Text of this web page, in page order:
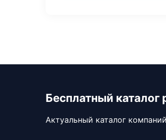
Бесплатный
Актуальный каталог